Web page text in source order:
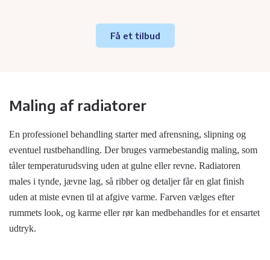
Få et tilbud
Maling af radiatorer
En professionel behandling starter med afrensning, slipning og
eventuel rustbehandling. Der bruges varmebestandig maling, som
tåler temperaturudsving uden at gulne eller revne. Radiatoren
males i tynde, jævne lag, så ribber og detaljer får en glat finish
uden at miste evnen til at afgive varme. Farven vælges efter
rummets look, og karme eller rør kan medbehandles for et ensartet
udtryk.